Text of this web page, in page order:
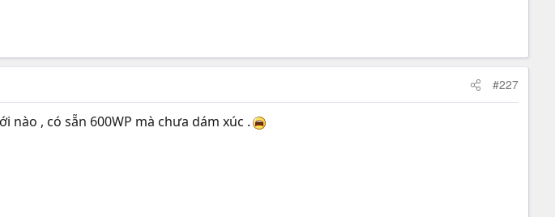
#227
nào , có sẵn 600WP mà chưa dám xúc .